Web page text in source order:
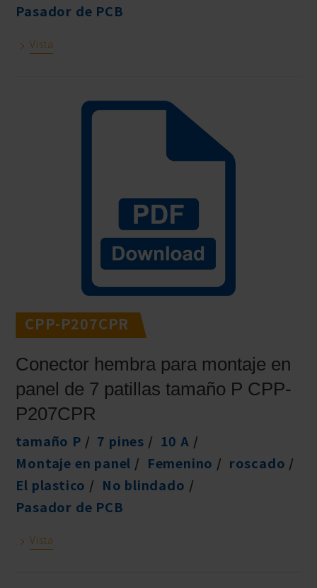
Pasador de PCB
Vista
CPP-P207CPR
Conector hembra para montaje en
panel de 7 patillas tamaño P CPP-
P207CPR
tamaño P 7 pines
10 A
Montaje en panel
Femenino
roscado
El plastico
No blindado
Pasador de PCB
Vista